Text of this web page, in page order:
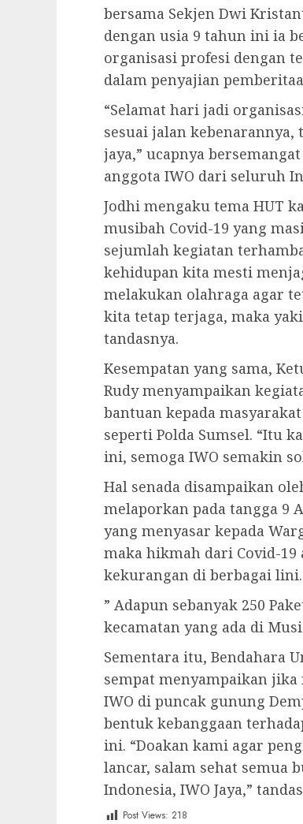
bersama Sekjen Dwi
dengan usia 9 tahun ini ia
organisasi profesi dengan
dalam penyajian
“Selamat hari jadi
sesuai jalan kebenarannya,
jaya,” ucapnya
anggota IWO dari seluruh
Jodhi mengaku tema HUT
musibah Covid-19 yang
sejumlah kegiatan
kehidupan kita mesti
melakukan olahraga agar
kita tetap terjaga, maka
tandasnya.
Kesempatan yang sama,
Rudy menyampaikan
bantuan kepada
seperti Polda Sumsel. “Itu
ini, semoga IWO semakin
Hal senada disampaikan
melaporkan pada tangga 9
yang menyasar kepada
maka hikmah dari Covid-
kekurangan di berbagai lini.
” Adapun sebanyak 250
kecamatan yang ada di
Sementara itu, Bendahara
sempat menyampaikan
IWO di puncak gunung
bentuk kebanggaan
ini. “Doakan kami agar
lancar, salam sehat semua
Indonesia, IWO Jaya,”
Post Views: 218